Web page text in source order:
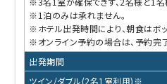
※1泊のみは承れません。
※ホテル出発時間により、朝食はボ
※オンライン予約の場合は、予約完
出発期間
ツイン/ダブル(2名1室利用)※